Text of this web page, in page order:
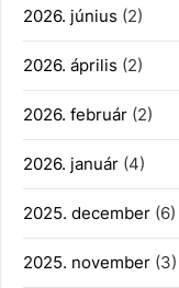
2026. június (2)
2026. április (2)
2026. február (2)
2026. január (4)
2025. december (6)
2025. november (3)